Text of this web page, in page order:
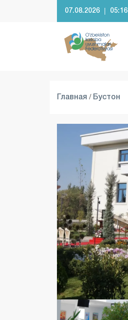
07.08.2026 05:16
Главная / Бустон